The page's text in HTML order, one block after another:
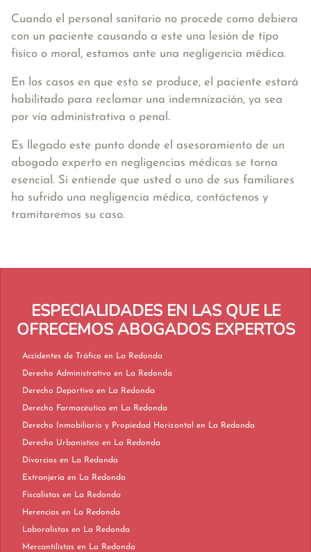
Cuando el personal sanitario no procede como debiera
con un paciente causando a este una lesión de tipo
físico o moral, estamos ante una negligencia médica.
En los casos en que esto se produce, el paciente estará
habilitado para reclamar una indemnización, ya sea
por vía administrativa o penal.
Es llegado este punto donde el asesoramiento de un
abogado experto en negligencias médicas se torna
esencial. Si entiende que usted o uno de sus familiares
ha sufrido una negligencia médica, contáctenos y
tramitaremos su caso.
ESPECIALIDADES EN LAS QUE LE
OFRECEMOS ABOGADOS EXPERTOS
Accidentes de Tráfico en La Redonda
Derecho Administrativo en La Redonda
Derecho Deportivo en La Redonda
Derecho Farmacéutico en La Redonda
Derecho Inmobiliario y Propiedad Horizontal en La Redonda
Derecho Urbanístico en La Redonda
Divorcios en La Redonda
Extranjería en La Redonda
Fiscalistas en La Redonda
Herencias en La Redonda
Laboralistas en La Redonda
Mercantilistas en La Redonda